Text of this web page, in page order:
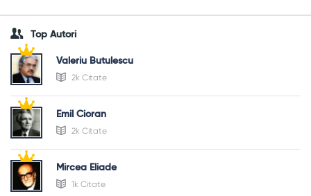
Top Autori
Valeriu Butulescu
2k Citate
Emil Cioran
2k Citate
Mircea Eliade
1k Citate